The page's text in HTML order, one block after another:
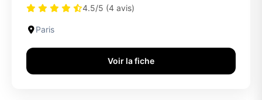
4.5/5 (4 avis)
Paris
Voir la fiche